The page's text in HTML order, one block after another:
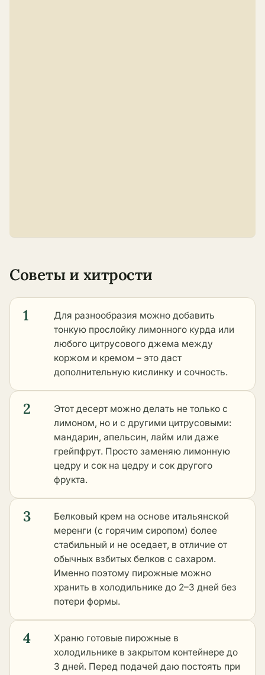
Советы и хитрости
1
Для разнообразия можно добавить
тонкую прослойку лимонного курда или
любого цитрусового джема между
коржом и кремом – это даст
дополнительную кислинку и сочность.
2
Этот десерт можно делать не только с
лимоном, но и с другими цитрусовыми:
мандарин, апельсин, лайм или даже
грейпфрут. Просто заменяю лимонную
цедру и сок на цедру и сок другого
фрукта.
3
Белковый крем на основе итальянской
меренги (с горячим сиропом) более
стабильный и не оседает, в отличие от
обычных взбитых белков с сахаром.
Именно поэтому пирожные можно
хранить в холодильнике до 2–3 дней без
потери формы.
4
Храню готовые пирожные в
холодильнике в закрытом контейнере до
3 дней. Перед подачей даю постоять при